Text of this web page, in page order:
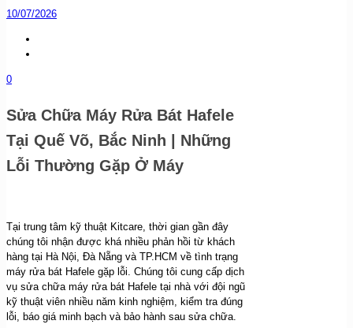
10/07/2026
0
Sửa Chữa Máy Rửa Bát Hafele
Tại Quế Võ, Bắc Ninh | Những
Lỗi Thường Gặp Ở Máy
Tại trung tâm kỹ thuật Kitcare, thời gian gần đây
chúng tôi nhận được khá nhiều phản hồi từ khách
hàng tại Hà Nội, Đà Nẵng và TP.HCM về tình trạng
máy rửa bát Hafele gặp lỗi. Chúng tôi cung cấp dịch
vụ sửa chữa máy rửa bát Hafele tại nhà với đội ngũ
kỹ thuật viên nhiều năm kinh nghiệm, kiểm tra đúng
lỗi, báo giá minh bạch và bảo hành sau sửa chữa.